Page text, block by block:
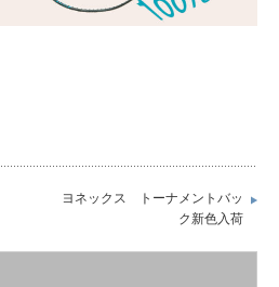
ヨネックス トーナメントバッ
ク新色入荷